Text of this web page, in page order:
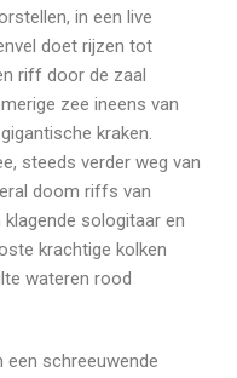
in een live
doet rijzen tot
riff door de zaal
zee ineens van
kraken.
steeds verder weg van
doom riffs van
klagende sologitaar en
krachtige kolken
wateren rood
een schreeuwende